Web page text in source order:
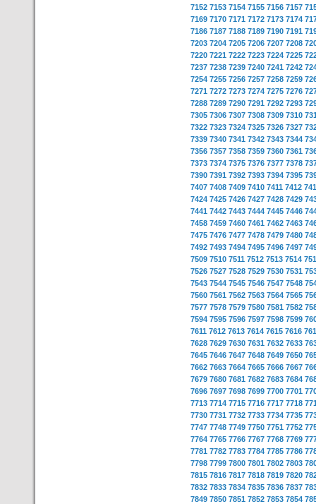
7152 7153 7154 7155 7156 7157
7169 7170 7171 7172 7173 7174
7186 7187 7188 7189 7190 7191
7203 7204 7205 7206 7207 7208
7220 7221 7222 7223 7224 7225
7237 7238 7239 7240 7241 7242
7254 7255 7256 7257 7258 7259
7271 7272 7273 7274 7275 7276
7288 7289 7290 7291 7292 7293
7305 7306 7307 7308 7309 7310
7322 7323 7324 7325 7326 7327
7339 7340 7341 7342 7343 7344
7356 7357 7358 7359 7360 7361
7373 7374 7375 7376 7377 7378
7390 7391 7392 7393 7394 7395
7407 7408 7409 7410 7411 7412
7424 7425 7426 7427 7428 7429
7441 7442 7443 7444 7445 7446
7458 7459 7460 7461 7462 7463
7475 7476 7477 7478 7479 7480
7492 7493 7494 7495 7496 7497
7509 7510 7511 7512 7513 7514
7526 7527 7528 7529 7530 7531
7543 7544 7545 7546 7547 7548
7560 7561 7562 7563 7564 7565
7577 7578 7579 7580 7581 7582
7594 7595 7596 7597 7598 7599
7611 7612 7613 7614 7615 7616
7628 7629 7630 7631 7632 7633
7645 7646 7647 7648 7649 7650
7662 7663 7664 7665 7666 7667
7679 7680 7681 7682 7683 7684
7696 7697 7698 7699 7700 7701
7713 7714 7715 7716 7717 7718
7730 7731 7732 7733 7734 7735
7747 7748 7749 7750 7751 7752
7764 7765 7766 7767 7768 7769
7781 7782 7783 7784 7785 7786
7798 7799 7800 7801 7802 7803
7815 7816 7817 7818 7819 7820
7832 7833 7834 7835 7836 7837
7849 7850 7851 7852 7853 7854